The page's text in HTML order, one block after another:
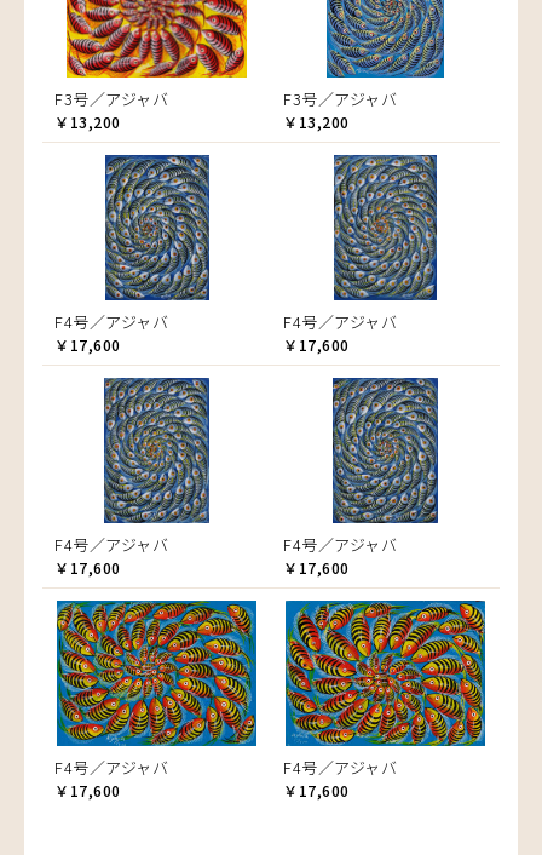
F3号／アジャバ
￥13,200
F3号／アジャバ
￥13,200
F4号／アジャバ
￥17,600
F4号／アジャバ
￥17,600
F4号／アジャバ
￥17,600
F4号／アジャバ
￥17,600
F4号／アジャバ
￥17,600
F4号／アジャバ
￥17,600